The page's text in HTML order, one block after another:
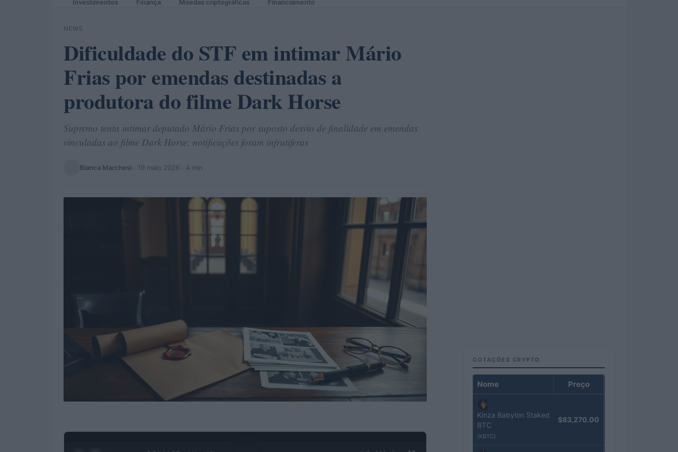
Investimentos Finança Moedas criptográficas Financiamento
NEWS
Dificuldade do STF em intimar Mário
Frias por emendas destinadas a
produtora do filme Dark Horse
Supremo tenta intimar deputado Mário Frias por suposto desvio de finalidade em emendas
vinculadas ao filme Dark Horse; notificações foram infrutíferas
Bianca Marchesi · 19 maio 2026 · 4 min
COTAÇÕES CRYPTO
Nome Preço
Kinza Babylon Staked
BTC
(KBTC)
$83,270.00